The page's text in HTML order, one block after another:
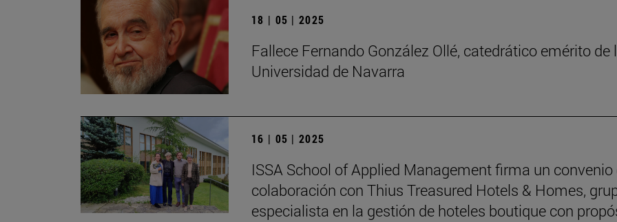
18 | 05 | 2025
Fallece Fernando González Ollé, catedrático emérito de
Universidad de Navarra
16 | 05 | 2025
ISSA School of Applied Management firma un convenio
colaboración con Thius Treasured Hotels & Homes,
especialista en la gestión de hoteles boutique con